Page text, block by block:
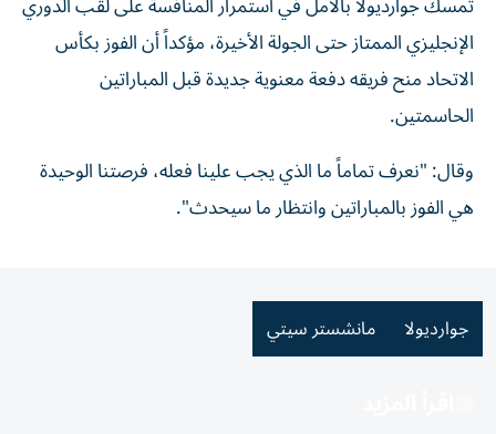
الإنجليزي الممتاز حتى الجولة الأخيرة، مؤكداً أن الفوز بكأس
الاتحاد منح فريقه دفعة معنوية جديدة قبل المباراتين
الحاسمتين.
وقال: "نعرف تماماً ما الذي يجب علينا فعله، فرصتنا الوحيدة
هي الفوز بالمباراتين وانتظار ما سيحدث".
جوارديولا مانشستر سيتي